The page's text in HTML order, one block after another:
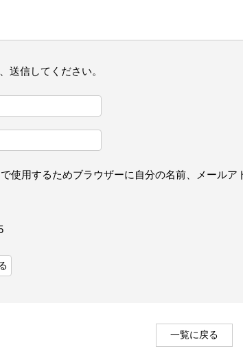
送信してください。
使用するためブラウザーに自分の名前、メールア
一覧に戻る